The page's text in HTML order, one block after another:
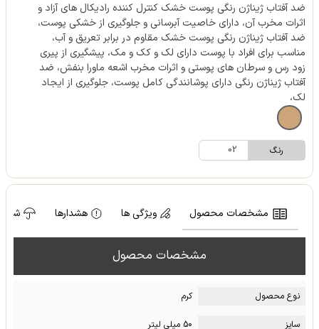
ضد آفتاب ژیناژن رنگی پوست خشک کنترل کننده رادیکال های آزاد و
اثرات مخرب آن، دارای خاصیت آبرسانی و جلوگیری از خشکی پوست،
ضد آفتاب ژیناژن رنگی پوست خشک مقاوم در برابر تعریق و آب،
مناسب برای افراد با پوست دارای لک و کک و مک، پیشگیری از پیری
زود رس و سرطان های پوستی و اثرات مخرب اشعه ماورا بنفش، ضد
آفتاب ژیناژن رنگی دارای پوشانندگی کامل پوست، جلوگیری از ایجاد
لک،
رنگ 02
مشخصات محصول ویژگی ها هشدارها
مشخصات محصول
نوع محصول کرم
سایز
50 میلی لیتر